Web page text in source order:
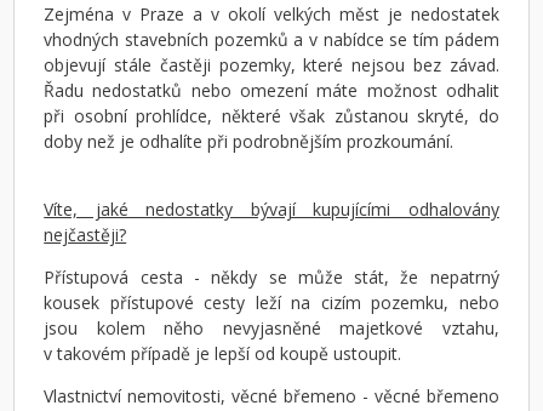
Zejména v Praze a v okolí velkých měst je nedostatek
vhodných stavebních pozemků a v nabídce se tím pádem
objevují stále častěji pozemky, které nejsou bez závad.
Řadu nedostatků nebo omezení máte možnost odhalit
při osobní prohlídce, některé však zůstanou skryté, do
doby než je odhalíte při podrobnějším prozkoumání.
Víte, jaké nedostatky bývají kupujícími odhalovány
nejčastěji?
Přístupová cesta - někdy se může stát, že nepatrný
kousek přístupové cesty leží na cizím pozemku, nebo
jsou kolem něho nevyjasněné majetkové vztahu,
v takovém případě je lepší od koupě ustoupit.
Vlastnictví nemovitosti, věcné břemeno - věcné břemeno